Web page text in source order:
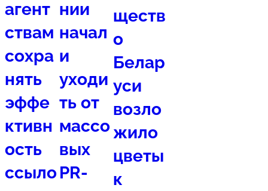
агент
ствам
сохра
нять
эффе
ктивн
ость
ссыло
нии
начал
и
уходи
ть от
массо
вых
PR-
ществ
о
Белар
уси
возло
жило
цветы
к